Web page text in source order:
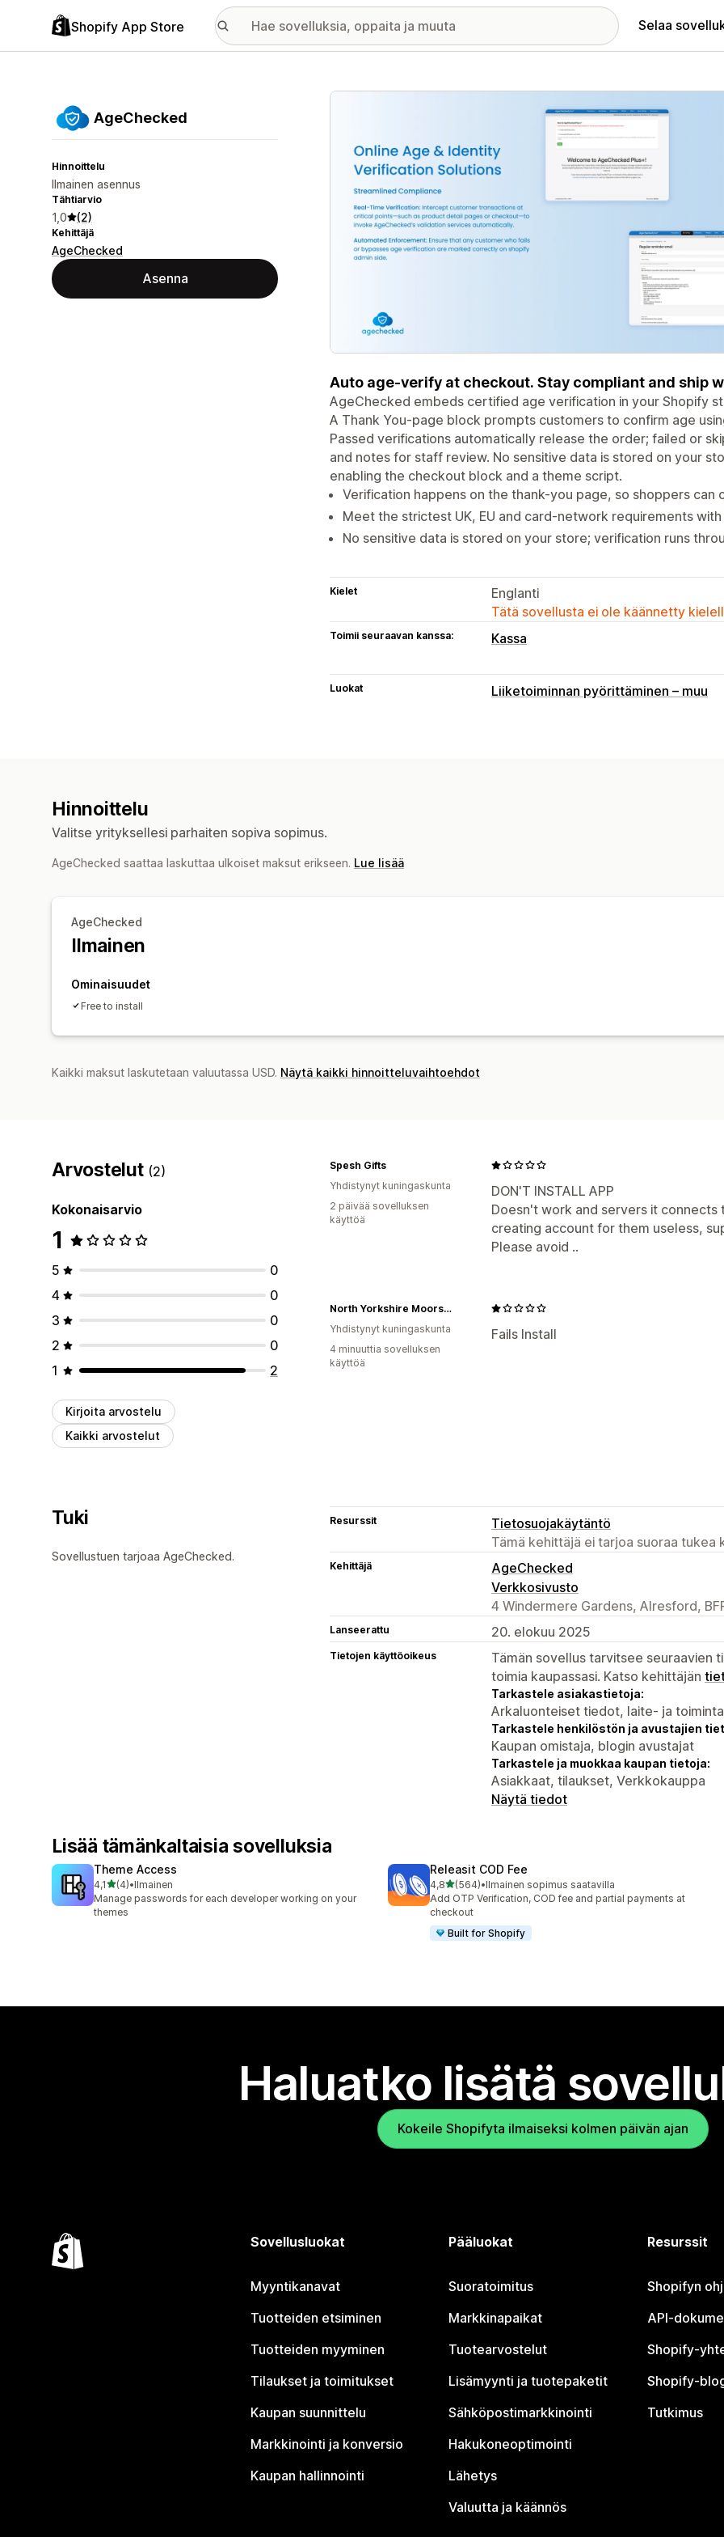
Shopify App Store Selaa
AgeChecked
Hinnoittelu
Ilmainen asennus
Tähtiarvio
1,0 (2)
Kehittäjä
AgeChecked
Asenna
Esittelykuvagalleria
Auto age-verify at checkout. Stay compliant and ship
AgeChecked embeds certified age verification in your Shopify
A Thank You-page block prompts customers to confirm age
Passed verifications automatically release the order; failed or
and notes for staff review. No sensitive data is stored on your
enabling the checkout block and a theme script.
Verification happens on the thank-you page, so shoppers can
Meet the strictest UK, EU and card-network requirements
No sensitive data is stored on your store; verification runs
Kielet
Englanti
Tätä sovellusta ei ole käännetty
Toimii seuraavan kanssa: Kassa
Luokat Liiketoiminnan pyörittäminen – muu
Hinnoittelu
Valitse yrityksellesi parhaiten sopiva sopimus.
AgeChecked saattaa laskuttaa ulkoiset maksut erikseen. Lue lisää
AgeChecked
Ilmainen
Ominaisuudet
Free to install
Kaikki maksut laskutetaan valuutassa USD. Näytä kaikki hinnoitteluvaihtoehdot
Arvostelut (2)
Kokonaisarvio
1
5
0
4
0
3
0
2
0
1
2
Kirjoita arvostelu
Kaikki arvostelut
DON'T INSTALL APP
Doesn't work and servers it
creating account for them useless,
Please avoid ..
Spesh Gifts
Yhdistynyt kuningaskunta
2 päivää sovelluksen
käyttöä
Fails Install
North Yorkshire Moors Railway
Yhdistynyt kuningaskunta
4 minuuttia sovelluksen
käyttöä
Tuki
Sovellustuen tarjoaa AgeChecked.
Resurssit
Tietosuojakäytäntö
Tämä kehittäjä ei tarjoa suoraa tukea
Kehittäjä
AgeChecked
Verkkosivusto
4 Windermere Gardens, Alresford,
Lanseerattu 20. elokuu 2025
Tietojen käyttöoikeus
Tämän sovellus tarvitsee
toimia kaupassasi. Katso kehittäjän
Tarkastele asiakastietoja:
Arkaluonteiset tiedot, laite- ja
Tarkastele henkilöstön ja avustajien
Kaupan omistaja, blogin avustajat
Tarkastele ja muokkaa kaupan tietoja:
Asiakkaat, tilaukset, Verkkokauppa
Näytä tiedot
Lisää tämänkaltaisia sovelluksia
Theme Access
4,1/ 5 tähteä
(4)
4 arvostelua yhteensä
•Ilmainen
Manage passwords for each developer working on your
themes
Releasit COD Fee
4,8/ 5 tähteä
(564)
564 arvostelua yhteensä
•Ilmainen sopimus saatavilla
Add OTP Verification, COD fee and partial payments at
checkout
Built for Shopify
Haluatko lisätä
Kokeile Shopifyta ilmaiseksi kolmen päivän ajan
Sovellusluokat
Myyntikanavat
Tuotteiden etsiminen
Tuotteiden myyminen
Tilaukset ja toimitukset
Kaupan suunnittelu
Markkinointi ja konversio
Kaupan hallinnointi
Pääluokat
Suoratoimitus
Markkinapaikat
Tuotearvostelut
Lisämyynti ja tuotepaketit
Sähköpostimarkkinointi
Hakukoneoptimointi
Lähetys
Valuutta ja käännös
Resurssit
Shopifyn
API-
Shopify-
Shopify-
Tutkimus